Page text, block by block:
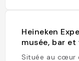
Heineken
musée, bar
Située au cœur